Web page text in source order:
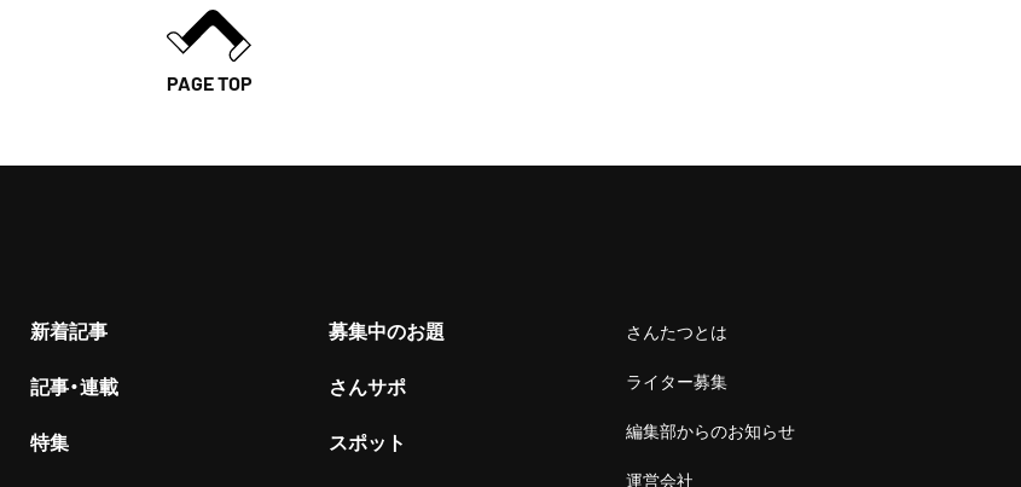
PAGE TOP
新着記事
記事・連載
特集
募集中のお題
さんサポ
スポット
さんたつとは
ライター募集
編集部からのお知らせ
運営会社